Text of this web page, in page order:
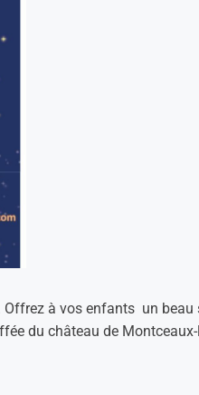
à vos enfants un
du château de